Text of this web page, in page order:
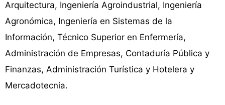
Arquitectura, Ingeniería Agroindustrial, Ingeniería
Agronómica, Ingeniería en Sistemas de la
Información, Técnico Superior en Enfermería,
Administración de Empresas, Contaduría Pública y
Finanzas, Administración Turística y Hotelera y
Mercadotecnia.